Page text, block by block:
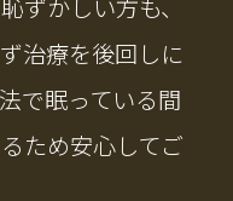
ずかしい方も、
治療を後回しに
で眠っている間
ため安心してご